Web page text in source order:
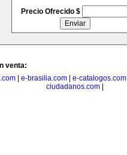
Precio Ofrecido $
venta:
e-brasilia.com e-catalogos.com
ciudadanos.com